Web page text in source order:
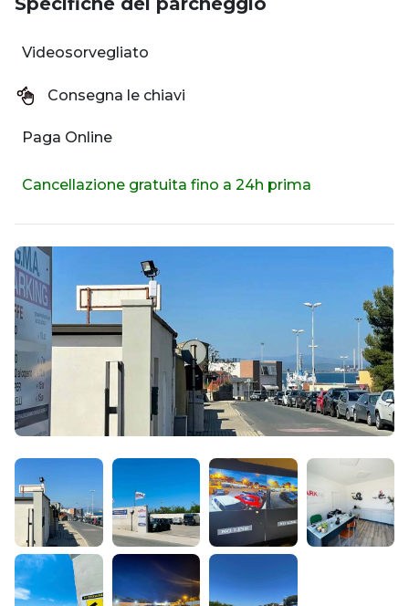
Videosorvegliato
Consegna le chiavi
Paga Online
Cancellazione gratuita fino a 24h prima